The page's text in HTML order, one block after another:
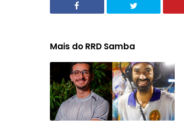
Mais do RRD Samba